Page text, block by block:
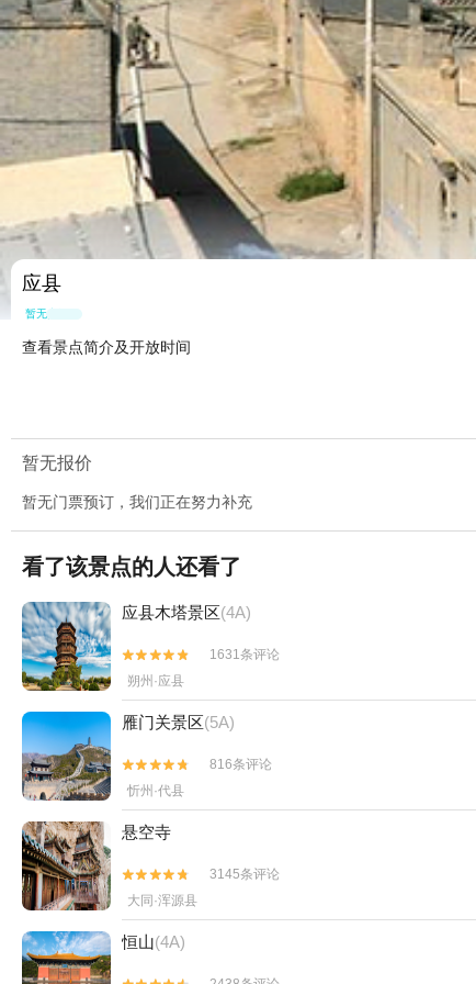
应县
暂无点评
查看景点简介及开放时间
暂无报价
暂无门票预订，我们正在努力补充
看了该景点的人还看了
应县木塔景区(4A)


1631条评论
朔州·应县
雁门关景区(5A)


816条评论
忻州·代县
悬空寺


3145条评论
大同·浑源县
恒山(4A)